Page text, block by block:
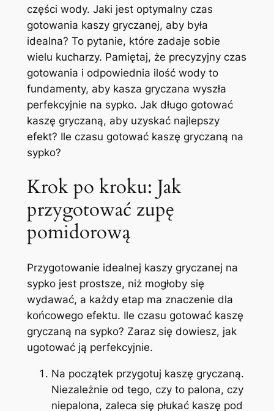
części wody. Jaki jest optymalny czas
gotowania kaszy gryczanej, aby była
idealna? To pytanie, które zadaje sobie
wielu kucharzy. Pamiętaj, że precyzyjny czas
gotowania i odpowiednia ilość wody to
fundamenty, aby kasza gryczana wyszła
perfekcyjnie na sypko. Jak długo gotować
kaszę gryczaną, aby uzyskać najlepszy
efekt? Ile czasu gotować kaszę gryczaną na
sypko?
Krok po kroku: Jak
przygotować zupę
pomidorową
Przygotowanie idealnej kaszy gryczanej na
sypko jest prostsze, niż mogłoby się
wydawać, a każdy etap ma znaczenie dla
końcowego efektu. Ile czasu gotować kaszę
gryczaną na sypko? Zaraz się dowiesz, jak
ugotować ją perfekcyjnie.
Na początek przygotuj kaszę gryczaną.
Niezależnie od tego, czy to palona, czy
niepalona, zaleca się płukać kaszę pod